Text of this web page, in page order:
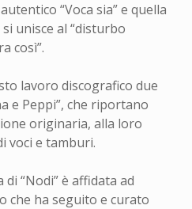
“Voca sia” e quella
unisce al “disturbo
così”.
lavoro discografico due
e Peppi”, che riportano
originaria, alla loro
voci e tamburi.
“Nodi” è affidata ad
che ha seguito e curato